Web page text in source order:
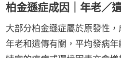
柏金遜症成因｜年老／
大部分柏金遜症屬於原發性
年老和遺傳有關，平均發病年